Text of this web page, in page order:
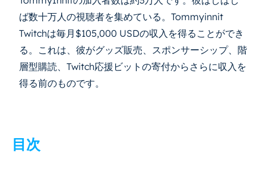
ば数十万人の視聴者を集めている。Tommyinnit
Twitchは毎月$105,000 USDの収入を得ることができ
る。これは、彼がグッズ販売、スポンサーシップ、階
層型購読、Twitch応援ビットの寄付からさらに収入を
得る前のものです。
目次